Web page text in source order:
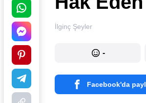
İlginç Şeyler
-
Facebook'da